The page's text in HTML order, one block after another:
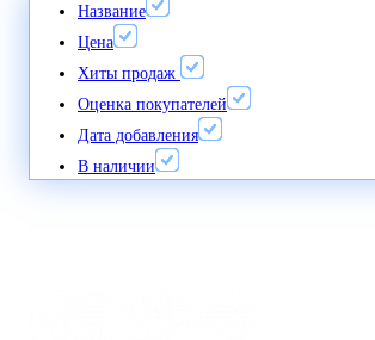
Название
Цена
Хиты продаж
Оценка покупателей
Дата добавления
В наличии